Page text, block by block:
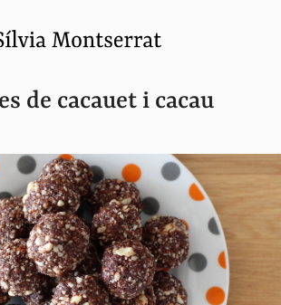
de cacauet i cacau